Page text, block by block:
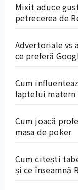
Mixit aduce
petrecerea de
Advertoriale vs
ce preferă
Cum
laptelui matern
Cum joacă
masa de poker
Cum citești
și ce înseamnă